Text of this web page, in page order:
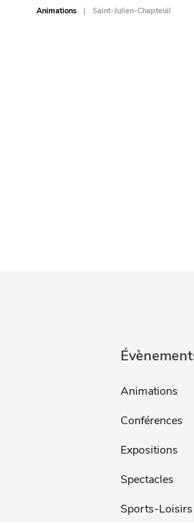
Animations Saint-Julien-Chapteuil
Animations
Conférences
Expositions
Spectacles
Sports-Loisirs